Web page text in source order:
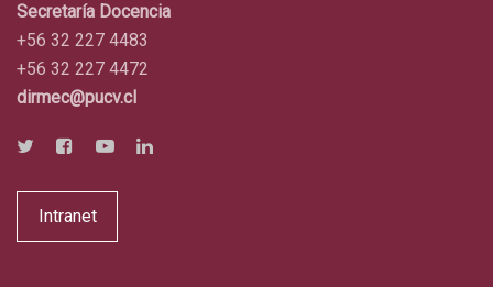
Secretaría Docencia
+56 32 227 4483
+56 32 227 4472
dirmec@pucv.cl
Intranet